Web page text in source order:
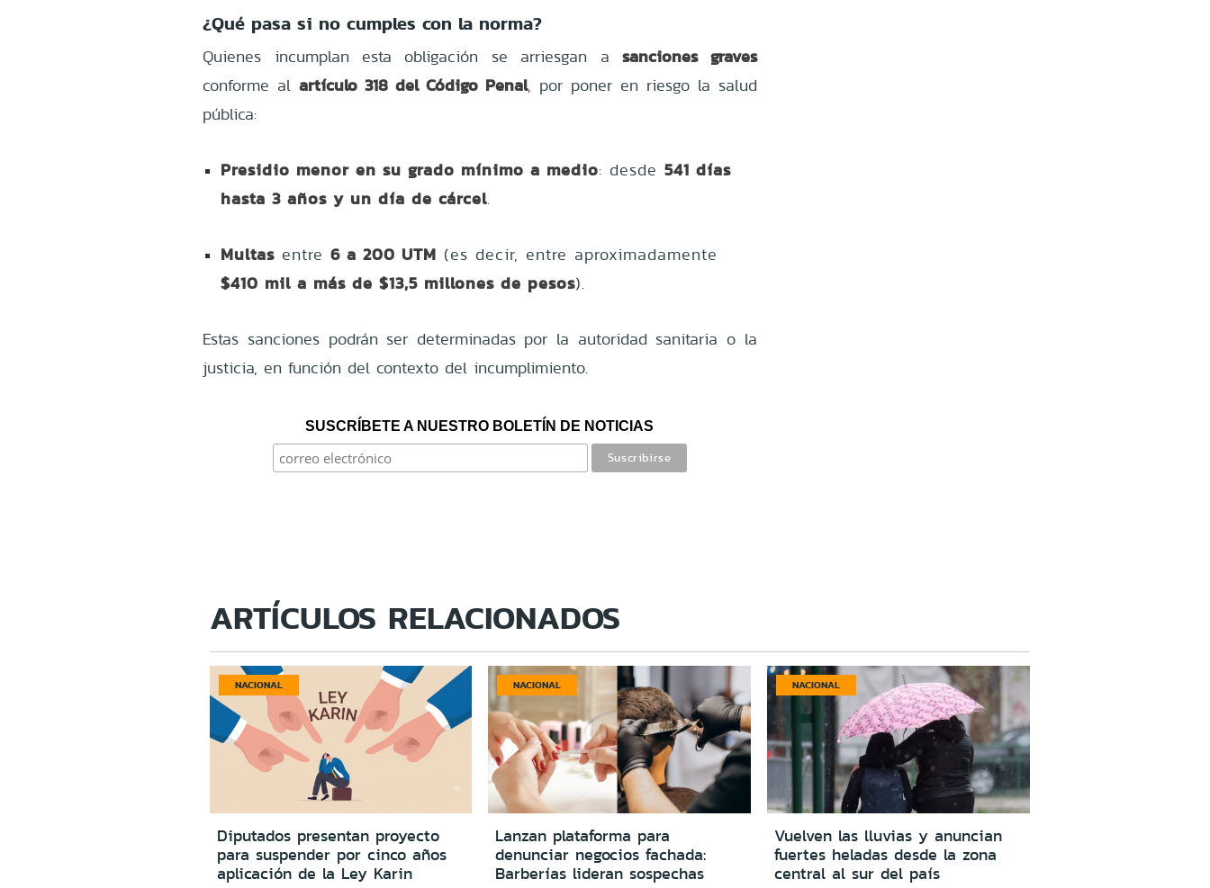
¿Qué pasa si no cumples con la norma?
Quienes incumplan esta obligación se arriesgan asanciones graves
conforme alartículo 318 del Código Penal, por poner en riesgo la salud
pública:
Presidio menor en su grado mínimo a medio: desde541 días
hasta 3 años y un día de cárcel.
Multas entre6 a 200 UTM (es decir, entre aproximadamente
$410 mil a más de $13,5 millones de pesos).
Estas sanciones podrán ser determinadas por la autoridad sanitaria o la
justicia, en función del contexto del incumplimiento.
SUSCRÍBETE A NUESTRO BOLETÍN DE NOTICIAS
ARTÍCULOS RELACIONADOS
NACIONAL
Diputados presentan proyecto
para suspender por cinco años
aplicación de la Ley Karin
NACIONAL
Lanzan plataforma para
denunciar negocios fachada:
Barberías lideran sospechas
NACIONAL
Vuelven las lluvias y anuncian
fuertes heladas desde la zona
central al sur del país